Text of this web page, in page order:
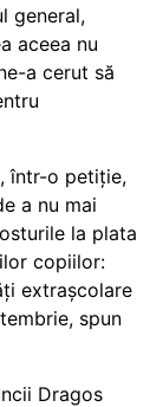
general,
aceea nu
a cerut să
într-o petiție,
a nu mai
la plata
copiilor:
extrașcolare
spun
Dragos